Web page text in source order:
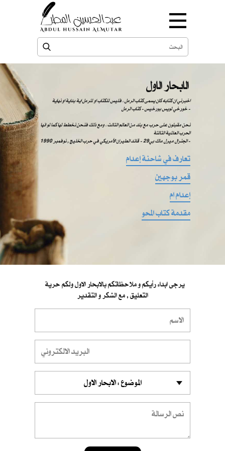
الابحار الاول
اخبرني ان كتابه كان يسمى كتاب الرمل ، فليس للكتاب او للرمل اية بداية او نهاية
خورخي لويس بورخيس - كتاب الرمل -
نحن مقبلون على حرب مع بلد من العالم الثالث ، ومع ذلك فنحن نخطط لها كما لو انها
الحرب العالمية الثالثة
الجنرال ميرل ماك بي29 - قائد الطيران الأمريكي في حرب الخليج , نوفمبر 1990 -
تعارف في شاحنة إعدام
قمر بوجهين
إعدام ام
مقدمة كتاب المحو
التعليق , مع الشكر و التقدير